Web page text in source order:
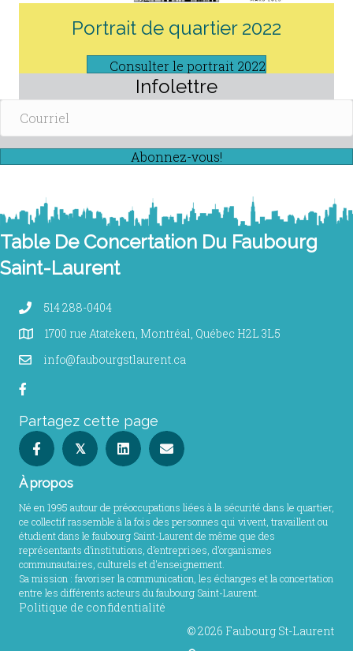
Portrait de quartier 2022
Consulter le portrait 2022
Infolettre
Abonnez-vous!
Table De Concertation Du Faubourg
Saint-Laurent
514 288-0404
1700 rue Atateken, Montréal, Québec H2L 3L5
info@faubourgstlaurent.ca
Partagez cette page
𝕏
À propos
Né en 1995 autour de préoccupations liées à la sécurité dans le quartier,
ce collectif rassemble à la fois des personnes qui vivent, travaillent ou
étudient dans le faubourg Saint-Laurent de même que des
représentants d’institutions, d’entreprises, d’organismes
communautaires, culturels et d'enseignement.
Sa mission : favoriser la communication, les échanges et la concertation
entre les différents acteurs du faubourg Saint-Laurent.
Politique de confidentialité
© 2026 Faubourg St-Laurent